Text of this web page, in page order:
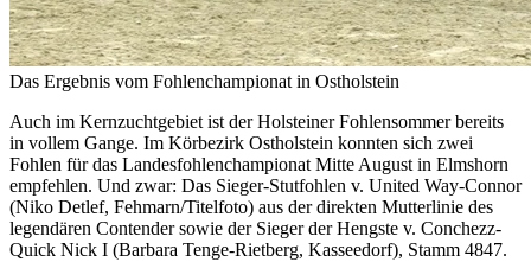
Das Ergebnis vom Fohlenchampionat in Ostholstein
Auch im Kernzuchtgebiet ist der Holsteiner Fohlensommer bereits
in vollem Gange. Im Körbezirk Ostholstein konnten sich zwei
Fohlen für das Landesfohlenchampionat Mitte August in Elmshorn
empfehlen. Und zwar: Das Sieger-Stutfohlen v. United Way-Connor
(Niko Detlef, Fehmarn/Titelfoto) aus der direkten Mutterlinie des
legendären Contender sowie der Sieger der Hengste v. Conchezz-
Quick Nick I (Barbara Tenge-Rietberg, Kasseedorf), Stamm 4847.